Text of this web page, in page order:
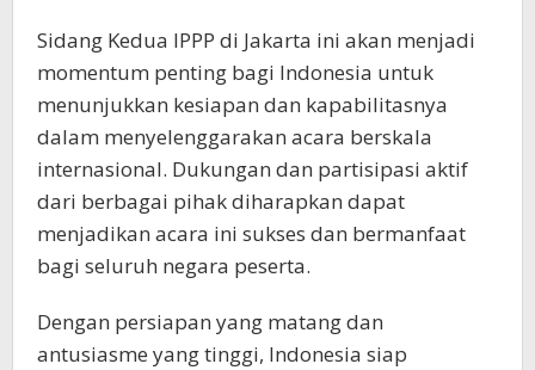
Sidang Kedua IPPP di Jakarta ini akan menjadi
momentum penting bagi Indonesia untuk
menunjukkan kesiapan dan kapabilitasnya
dalam menyelenggarakan acara berskala
internasional. Dukungan dan partisipasi aktif
dari berbagai pihak diharapkan dapat
menjadikan acara ini sukses dan bermanfaat
bagi seluruh negara peserta.
Dengan persiapan yang matang dan
antusiasme yang tinggi, Indonesia siap